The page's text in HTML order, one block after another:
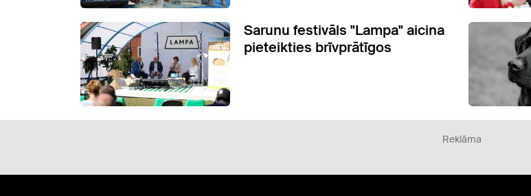
Sarunu festivāls "Lampa" aicina
pieteikties brīvprātīgos
Reklāma